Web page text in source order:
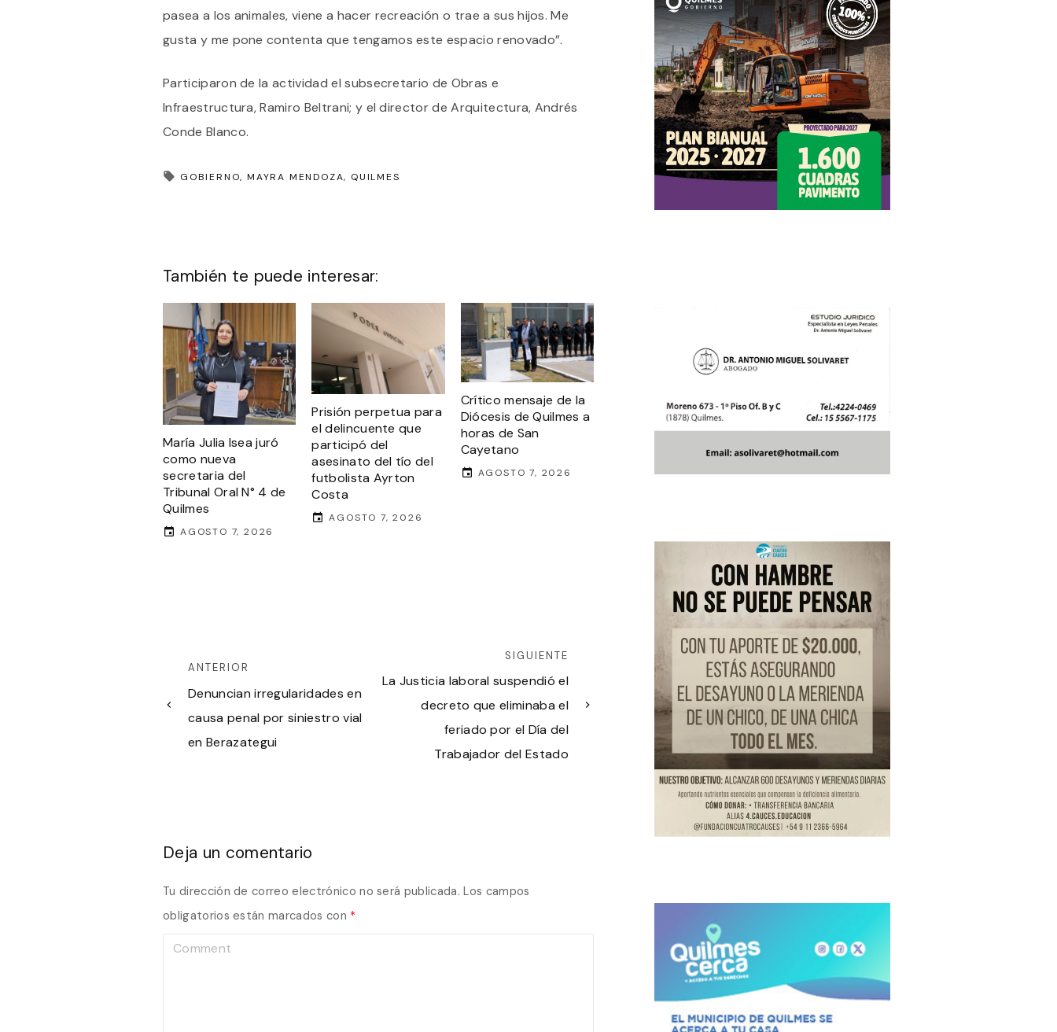
pasea a los animales, viene a hacer recreación o trae a sus hijos. Me
gusta y me pone contenta que tengamos este espacio renovado”.
Participaron de la actividad el subsecretario de Obras e
Infraestructura, Ramiro Beltrani; y el director de Arquitectura, Andrés
Conde Blanco.
GOBIERNO MAYRA MENDOZA QUILMES
También te puede interesar:
María Julia Isea juró
como nueva
secretaria del
Tribunal Oral N° 4 de
Quilmes
AGOSTO 7, 2026
Prisión perpetua para
el delincuente que
participó del
asesinato del tío del
futbolista Ayrton
Costa
AGOSTO 7, 2026
Crítico mensaje de la
Diócesis de Quilmes a
horas de San
Cayetano
AGOSTO 7, 2026
ANTERIOR
Denuncian irregularidades en
causa penal por siniestro vial
en Berazategui
SIGUIENTE
La Justicia laboral suspendió el
decreto que eliminaba el
feriado por el Día del
Trabajador del Estado
Deja un comentario
Tu dirección de correo electrónico no será publicada. Los campos
obligatorios están marcados con *